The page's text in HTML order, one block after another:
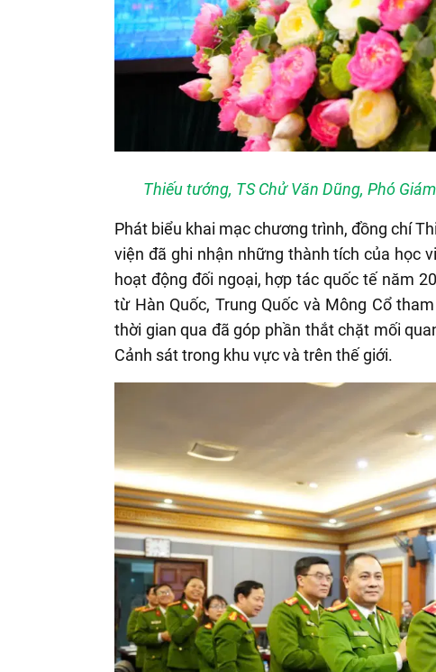
Thiếu tướng, TS Chử Văn Dũng, Phó
Phát biểu khai mạc chương trình, đồng chí
viện đã ghi nhận những thành tích của học
hoạt động đối ngoại, hợp tác quốc tế năm
từ Hàn Quốc, Trung Quốc và Mông Cổ
thời gian qua đã góp phần thắt chặt mối
Cảnh sát trong khu vực và trên thế giới.